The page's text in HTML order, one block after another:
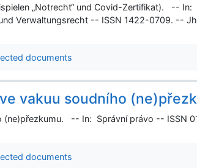
„Notrecht“ und Covid-Zertifikat). -- In:
Verwaltungsrecht -- ISSN 1422-0709. --
documents
vakuu soudního
(ne)přezkumu. -- In: Správní právo -- ISSN
documents